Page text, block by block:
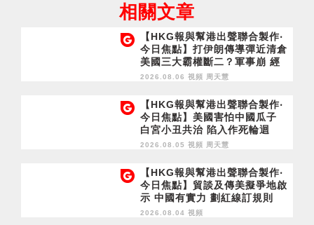
相關文章
【HKG報與幫港出聲聯合製作‧
今日焦點】打伊朗傳導彈近清倉
美國三大霸權斷二？軍事崩 經
濟損
2026.08.06 視頻 周天慧
【HKG報與幫港出聲聯合製作‧
今日焦點】美國害怕中國瓜子
白宮小丑共治 陷入作死輪迴
2026.08.05 視頻 周天慧
【HKG報與幫港出聲聯合製作‧
今日焦點】貿談及傳美擬爭地啟
示 中國有實力 劃紅線訂規則
2026.08.04 視頻